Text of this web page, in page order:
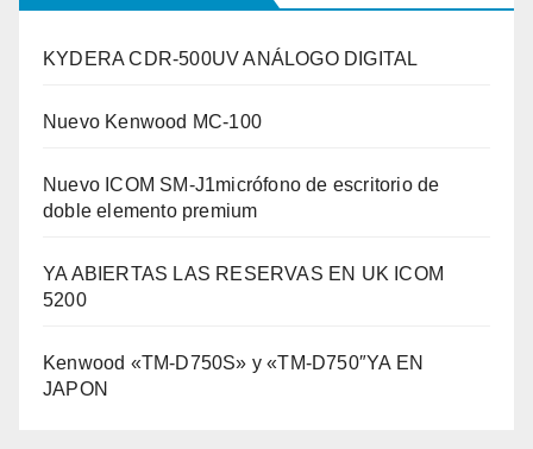
KYDERA CDR-500UV ANÁLOGO DIGITAL
Nuevo Kenwood MC-100
Nuevo ICOM SM-J1micrófono de escritorio de
doble elemento premium
YA ABIERTAS LAS RESERVAS EN UK ICOM
5200
Kenwood «TM-D750S» y «TM-D750″YA EN
JAPON